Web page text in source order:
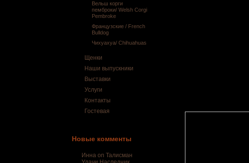
Вельш корги
пемброки/ Welsh Corgi
Pembroke
Французские / French
Bulldog
Чихуахуа/ Chihuahuas
Щенки
Наши выпускники
Выставки
Услуги
Контакты
Гостевая
Новые комменты
Инна on Талисман